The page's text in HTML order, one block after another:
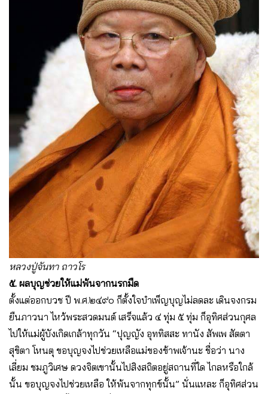
หลวงปู่จันทา ถาวโร
๕. ผลบุญช่วยให้แม่พ้นจากนรกมืด
ตั้งแต่ออกบวช ปี พ.ศ.๒๔๙๐ ก็ตั้งใจบำเพ็ญบุญไม่ลดละ เดินจงกรม
ยืนภาวนา ไหว้พระสวดมนต์ เสร็จแล้ว ๔ ทุ่ม ๕ ทุ่ม ก็อุทิศส่วนกุศล
ไปให้แม่ผู้บังเกิดเกล้าทุกวัน “ปุญญัง อุททิสสะ ทานัง สัพเพ สัตตา
สุขิตา โหนตุ ขอบุญจงไปช่วยเหลือแม่ของข้าพเจ้านะ ชื่อว่า นาง
เลี่ยม ชมภูวิเศษ ดวงจิตเขานั้นไปสิงสถิตอยู่สถานที่ใด ไกลหรือใกล้
นั้น ขอบุญจงไปช่วยเหลือ ให้พ้นจากทุกข์นั้น” นั่นแหละ ก็อุทิศส่วน